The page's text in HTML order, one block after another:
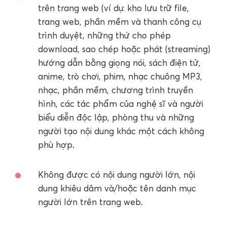
trên trang web (ví dụ: kho lưu trữ file,
trang web, phần mềm và thanh công cụ
trình duyệt, những thứ cho phép
download, sao chép hoặc phát (streaming)
hướng dẫn bằng giọng nói, sách điện tử,
anime, trò chơi, phim, nhạc chuông MP3,
nhạc, phần mềm, chương trình truyền
hình, các tác phẩm của nghệ sĩ và người
biểu diễn độc lập, phòng thu và những
người tạo nội dung khác một cách không
phù hợp.
Không được có nội dung người lớn, nội
dung khiêu dâm và/hoặc tên danh mục
người lớn trên trang web.